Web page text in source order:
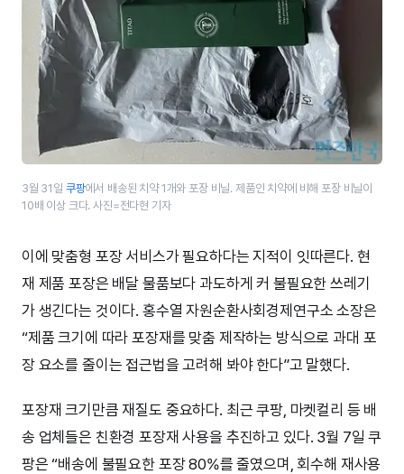
3월 31일 쿠팡에서 배송된 치약 1개와 포장 비닐. 제품인 치약에 비해 포장 비닐이
10배 이상 크다. 사진=전다현 기자
이에 맞춤형 포장 서비스가 필요하다는 지적이 잇따른다. 현
재 제품 포장은 배달 물품보다 과도하게 커 불필요한 쓰레기
가 생긴다는 것이다. 홍수열 자원순환사회경제연구소 소장은
“제품 크기에 따라 포장재를 맞춤 제작하는 방식으로 과대 포
장 요소를 줄이는 접근법을 고려해 봐야 한다”고 말했다.
포장재 크기만큼 재질도 중요하다. 최근 쿠팡, 마켓컬리 등 배
송 업체들은 친환경 포장재 사용을 추진하고 있다. 3월 7일 쿠
팡은 “배송에 불필요한 포장 80%를 줄였으며, 회수해 재사용